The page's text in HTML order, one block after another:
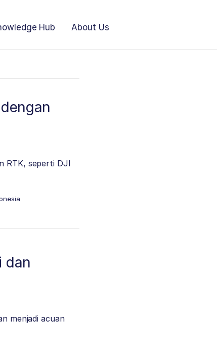
Hub About Us
RTK, seperti DJI
dan
menjadi acuan